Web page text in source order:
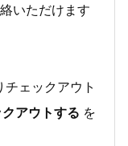
いただけます
チェックアウト
アウトする を